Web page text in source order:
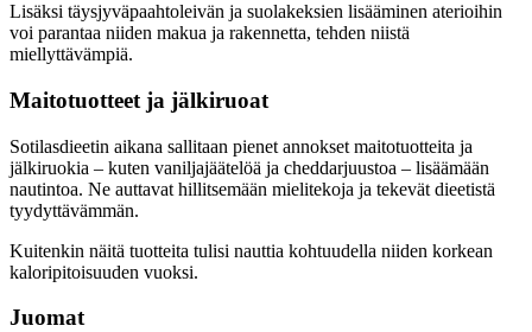
Lisäksi täysjyväpaahtoleivän ja suolakeksien lisääminen aterioihin
voi parantaa niiden makua ja rakennetta, tehden niistä
miellyttävämpiä.
Maitotuotteet ja jälkiruoat
Sotilasdieetin aikana sallitaan pienet annokset maitotuotteita ja
jälkiruokia – kuten vaniljajäätelöä ja cheddarjuustoa – lisäämään
nautintoa. Ne auttavat hillitsemään mielitekoja ja tekevät dieetistä
tyydyttävämmän.
Kuitenkin näitä tuotteita tulisi nauttia kohtuudella niiden korkean
kaloripitoisuuden vuoksi.
Juomat